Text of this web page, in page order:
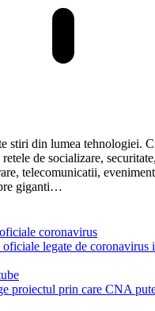
stiri din lumea tehnologiei.
de socializare,
telecomunicatii,
giganti…
legate de coronavirus
proiectul prin care CNA